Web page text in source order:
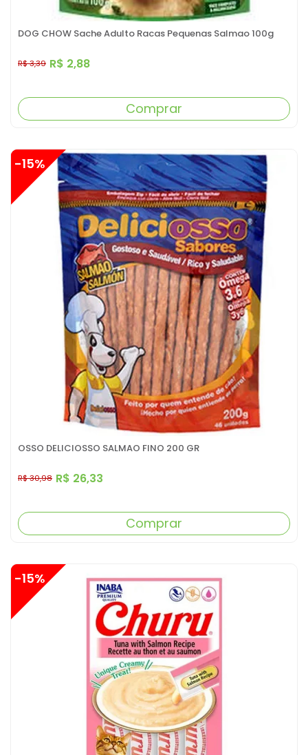
DOG CHOW Sache Adulto Racas Pequenas Salmao 100g
R$ 2,88
R$ 3,39
Comprar
OSSO DELICIOSSO SALMAO FINO 200 GR
R$ 26,33
R$ 30,98
-15%
Comprar
-15%